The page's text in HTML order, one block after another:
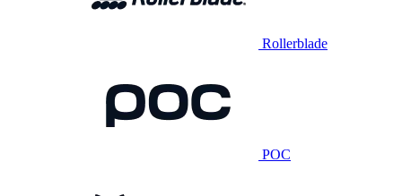
Rollerblade
POC